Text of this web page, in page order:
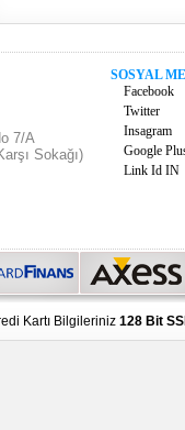
7/A
Sokağı)
SOSYAL
Facebook
Twitter
Insagram
Google
Link Id IN
Kartı Bilgileriniz 128 Bit